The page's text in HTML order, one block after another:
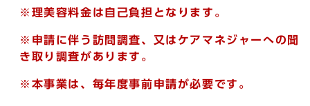
※理美容料金は自己負担となります。
※申請に伴う訪問調査、又はケアマネジャーへの聞
き取り調査があります。
※本事業は、毎年度事前申請が必要です。